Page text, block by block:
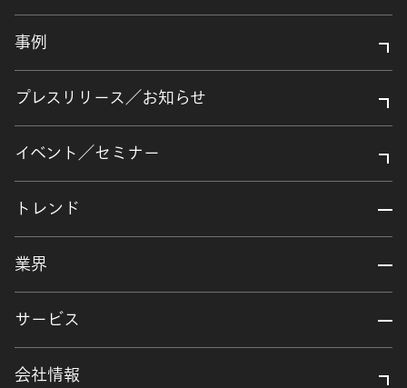
事例
プレスリリース／お知らせ
イベント／セミナー
トレンド
業界
サービス
会社情報